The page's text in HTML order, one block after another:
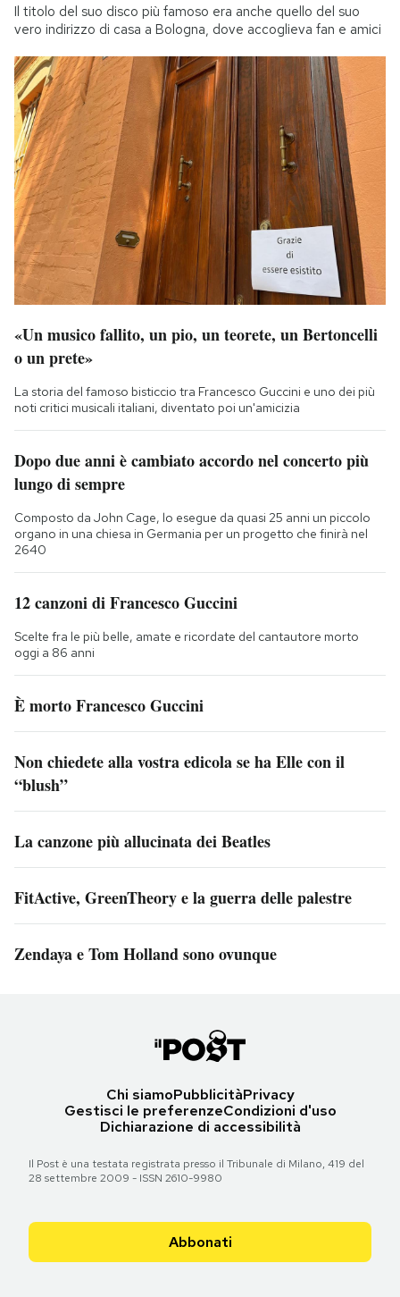
Il titolo del suo disco più famoso era anche quello del suo
vero indirizzo di casa a Bologna, dove accoglieva fan e amici
«Un musico fallito, un pio, un teorete, un Bertoncelli
o un prete»
La storia del famoso bisticcio tra Francesco Guccini e uno dei più
noti critici musicali italiani, diventato poi un'amicizia
Dopo due anni è cambiato accordo nel concerto più
lungo di sempre
Composto da John Cage, lo esegue da quasi 25 anni un piccolo
organo in una chiesa in Germania per un progetto che finirà nel
2640
12 canzoni di Francesco Guccini
Scelte fra le più belle, amate e ricordate del cantautore morto
oggi a 86 anni
È morto Francesco Guccini
Non chiedete alla vostra edicola se ha Elle con il
“blush”
La canzone più allucinata dei Beatles
FitActive, GreenTheory e la guerra delle palestre
Zendaya e Tom Holland sono ovunque
Chi siamoPubblicitàPrivacy
Gestisci le preferenzeCondizioni d'uso
Dichiarazione di accessibilità
Il Post è una testata registrata presso il Tribunale di Milano, 419 del
28 settembre 2009 - ISSN 2610-9980
Abbonati